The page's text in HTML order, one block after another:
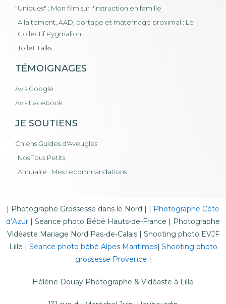
"Uniques" : Mon film sur l'instruction en famille
Allaitement, AAD, portage et maternage proximal : Le
Collectif Pygmalion
Toilet Talks
TÉMOIGNAGES
Avis Google
Avis Facebook
JE SOUTIENS
Chiens Guides d'Aveugles
Nos Tous Petits
Annuaire : Mes recommandations
| Photographe Grossesse dans le Nord | | Photographe Côte
d’Azur | Séance photo Bébé Hauts-de-France | Photographe
Vidéaste Mariage Nord Pas-de-Calais| Shooting photo EVJF
Lille | Séance photo bébé Alpes Maritimes| Shooting photo
grossesse Provence |
Hélène Douay Photographe & Vidéaste à Lille